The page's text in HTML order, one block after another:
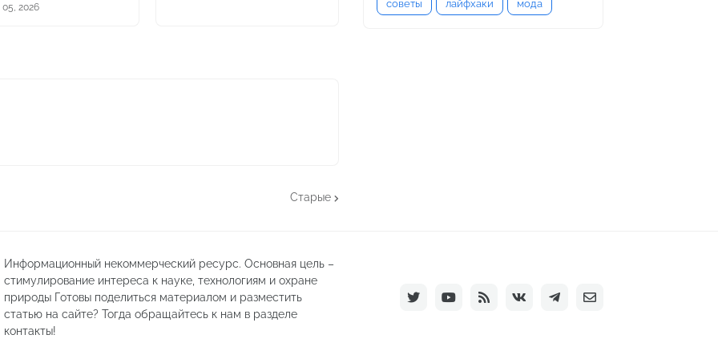
05, 2026
Старые
советы лайфхаки мода
Информационный некоммерческий ресурс. Основная цель –
стимулирование интереса к науке, технологиям и охране
природы Готовы поделиться материалом и разместить
статью на сайте? Тогда обращайтесь к нам в разделе
контакты!